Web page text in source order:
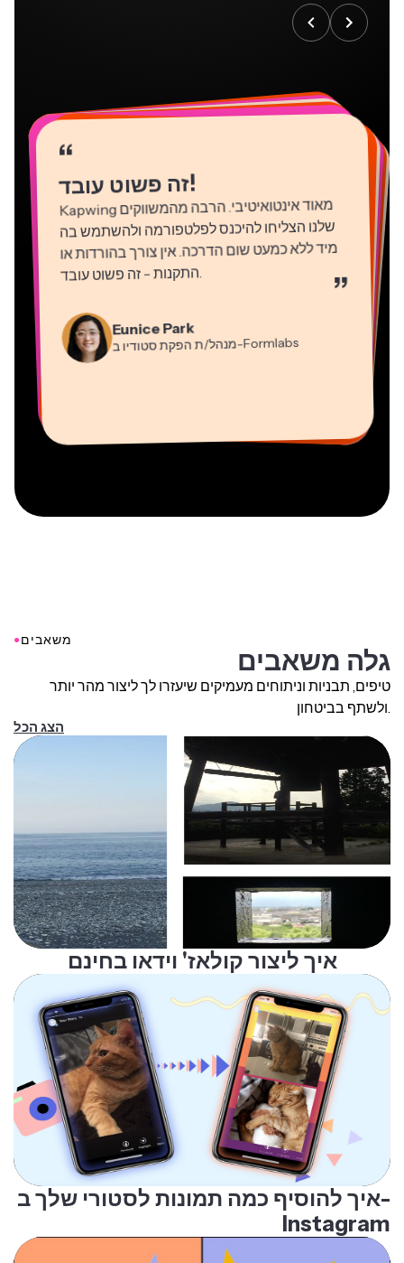
“
זה פשוט עובד!
Kapwing
מאוד אינטואיטיבי. הרבה מהמשווקים
שלנו הצליחו להיכנס לפלטפורמה ולהשתמש בה
מיד ללא כמעט שום הדרכה. אין צורך בהורדות או
התקנות - זה פשוט עובד
. ”
Eunice Park
מנהל/ת הפקת סטודיו ב-Formlabs
“
“
Panos Papagapiou
“
Gracie Peng
מנהל/ת תוכן
“
“
יועץ
“
Dina Segovia
●משאבים
גלה משאבים
טיפים, תבניות וניתוחים מעמיקים שיעזרו לך ליצור מהר יותר
ולשתף בביטחון.
הצג הכל
איך ליצור קולאז' וידאו בחינם
איך להוסיף כמה תמונות לסטורי שלך ב-
Instagram